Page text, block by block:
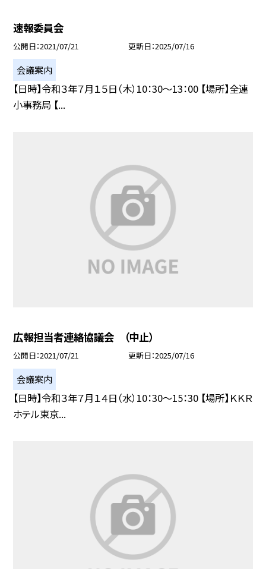
速報委員会
公開日 2021/07/21 更新日 2025/07/16
会議案内
【日時】令和３年７月１５日（木）10：30〜13：00 【場所】全連
小事務局 【...
広報担当者連絡協議会 （中止）
公開日 2021/07/21 更新日 2025/07/16
会議案内
【日時】令和３年７月１４日（水）10：30〜15：30 【場所】ＫＫＲ
ホテル東京...